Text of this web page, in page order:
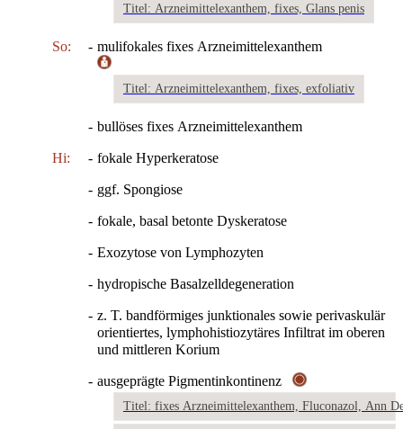
Titel: Arzneimittelexanthem, fixes, Glans penis
So: - mulifokales fixes Arzneimittelexanthem
Titel: Arzneimittelexanthem, fixes, exfoliativ
- bullöses fixes Arzneimittelexanthem
Hi: - fokale Hyperkeratose
- ggf. Spongiose
- fokale, basal betonte Dyskeratose
- Exozytose von Lymphozyten
- hydropische Basalzelldegeneration
- z. T. bandförmiges junktionales sowie perivaskulär
orientiertes, lymphohistiozytäres Infiltrat im oberen
und mittleren Korium
- ausgeprägte Pigmentinkontinenz
Titel: fixes Arzneimittelexanthem, Fluconazol, Ann